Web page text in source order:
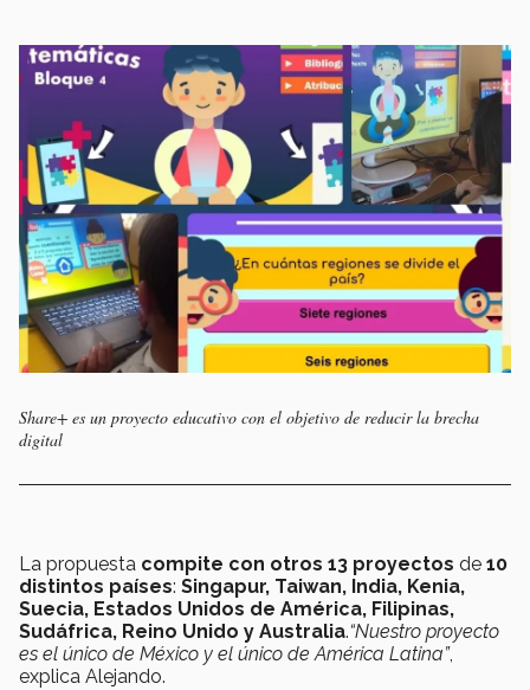
Share+ es un proyecto educativo con el objetivo de reducir la brecha
digital
La propuesta compite con otros 13 proyectos de 10
distintos países: Singapur, Taiwan, India, Kenia,
Suecia, Estados Unidos de América, Filipinas,
Sudáfrica, Reino Unido y Australia.“Nuestro proyecto
es el único de México y el único de América Latina”,
explica Alejando.